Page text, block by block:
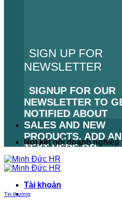
SIGN UP FOR
NEWSLETTER
SIGNUP FOR OUR
NEWSLETTER TO
NOTIFIED ABOUT
SALES AND NEW
PRODUCTS. ADD
TEXT HERE OR
REMOVE IT.
LỖI:KHÔNG TÌM
BIỂU MẪU LIÊN HỆ.
Nơi kết nối doanh
Tài khoản
Tin thường